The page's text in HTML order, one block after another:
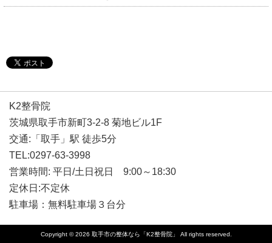
K2整骨院
茨城県取手市新町3-2-8 菊地ビル1F
交通:「取手」駅 徒歩5分
TEL:0297-63-3998
営業時間: 平日/土日祝日 9:00～18:30
定休日:不定休
駐車場：無料駐車場３台分
Copyright © 2026 取手市の整体なら「K2整骨院」 All rights reserved.